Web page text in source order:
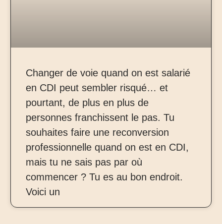
Changer de voie quand on est salarié
en CDI peut sembler risqué… et
pourtant, de plus en plus de
personnes franchissent le pas. Tu
souhaites faire une reconversion
professionnelle quand on est en CDI,
mais tu ne sais pas par où
commencer ? Tu es au bon endroit.
Voici un